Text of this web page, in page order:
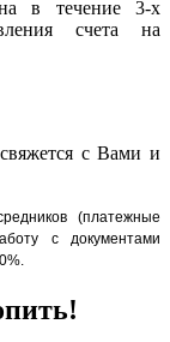
в течение 3-х
счета на
с Вами и
(платежные
с документами